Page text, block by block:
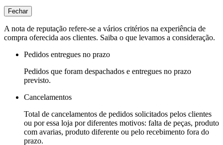
Fechar
A nota de reputação refere-se a vários critérios na experiência de
compra oferecida aos clientes. Saiba o que levamos a consideração.
Pedidos entregues no prazo
Pedidos que foram despachados e entregues no prazo
previsto.
Cancelamentos
Total de cancelamentos de pedidos solicitados pelos clientes
ou por essa loja por diferentes motivos: falta de peças, produto
com avarias, produto diferente ou pelo recebimento fora do
prazo.